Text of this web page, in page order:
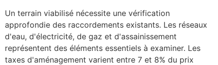
Un terrain viabilisé nécessite une vérification
approfondie des raccordements existants. Les réseaux
d'eau, d'électricité, de gaz et d'assainissement
représentent des éléments essentiels à examiner. Les
taxes d'aménagement varient entre 7 et 8% du prix